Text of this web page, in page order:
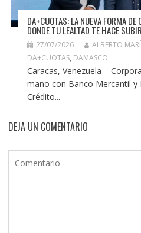
DA+CUOTAS: LA NUEVA FORMA DE
DONDE TU LEALTAD TE HACE
27/07/2026
ALBERTO
DA+CUOTAS, DAMASCO
Caracas, Venezuela –
mano con Banco Mercantil y
Crédito...
DEJA UN COMENTARIO